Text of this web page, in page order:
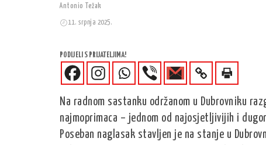
Antonio Težak
11. srpnja 2025.
PODIJELI S PRIJATELJIMA!
Na radnom sastanku održanom u Dubrovniku
najmoprimaca – jednom od najosjetljivijih i
Poseban naglasak stavljen je na stanje u